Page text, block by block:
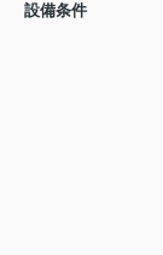
設備条件